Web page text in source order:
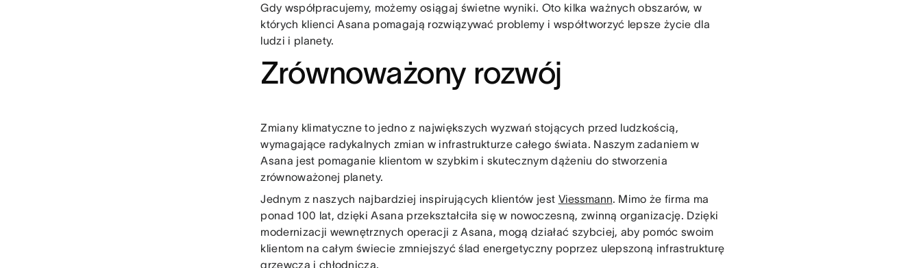
Gdy współpracujemy, możemy osiągaj świetne wyniki. Oto kilka ważnych obszarów, w
których klienci Asana pomagają rozwiązywać problemy i współtworzyć lepsze życie dla
ludzi i planety.
Zrównoważony rozwój
Zmiany klimatyczne to jedno z największych wyzwań stojących przed ludzkością,
wymagające radykalnych zmian w infrastrukturze całego świata. Naszym zadaniem w
Asana jest pomaganie klientom w szybkim i skutecznym dążeniu do stworzenia
zrównoważonej planety.
Jednym z naszych najbardziej inspirujących klientów jest Viessmann. Mimo że firma ma
ponad 100 lat, dzięki Asana przekształciła się w nowoczesną, zwinną organizację. Dzięki
modernizacji wewnętrznych operacji z Asana, mogą działać szybciej, aby pomóc swoim
klientom na całym świecie zmniejszyć ślad energetyczny poprzez ulepszoną infrastrukturę
grzewczą i chłodniczą.